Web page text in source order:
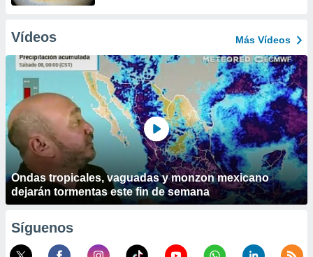
Vídeos Más Vídeos
Ondas tropicales, vaguadas y monzon mexicano
dejarán tormentas este fin de semana
Síguenos